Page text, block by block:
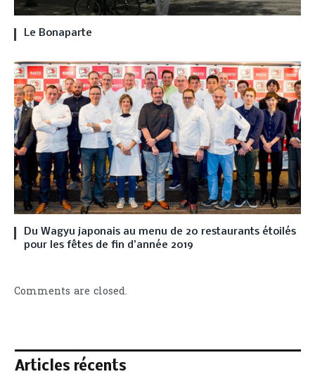
Le Bonaparte
Du Wagyu japonais au menu de 20 restaurants étoilés
pour les fêtes de fin d’année 2019
Comments are closed.
Articles récents